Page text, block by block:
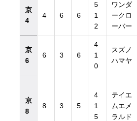
京
4
4 6 6
5
1
2
ワンダ
ークロ
ーバー
京
6
6 3 6
4
1
0
スズノ
ハマヤ
京
8
8 3 5
4
1
5
テイエ
ムエメ
ラルド